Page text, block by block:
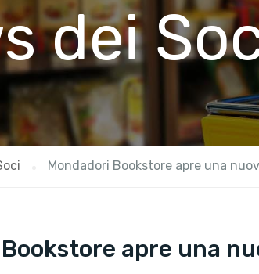
dei
Mondadori Bookstore apre una
apre una